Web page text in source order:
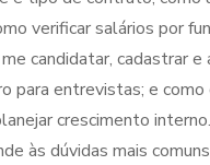
verificar salários por
candidatar, cadastrar e
para entrevistas; e como
crescimento
às dúvidas mais